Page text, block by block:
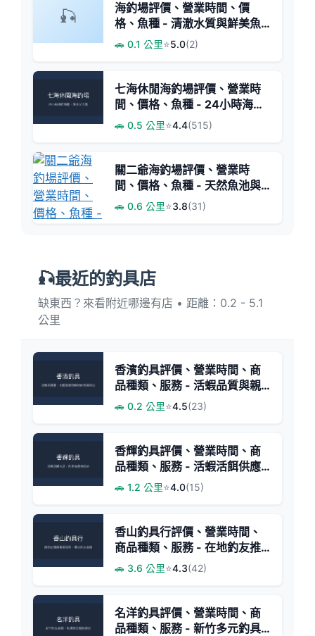
🎣
海釣場評價、營業時間、價
格、魚種 - 清澈水質與鮮美魚
🚗 0.1 公里⭐5.0(2)
七海休閒海釣場評價、營業時
間、價格、魚種 - 24小時海釣
休閒好去處
🚗 0.5 公里⭐4.4(515)
關二爺海釣場評價、營業時
間、價格、魚種 - 天然魚池與
親切服務
🚗 0.6 公里⭐3.8(31)
🎣最近的釣具店
缺東西？來看附近哪邊有店 • 距離：0.2 - 5.1
公里
香濱釣具評價、營業時間、商
品種類、服務 - 活蝦品質與親
切服務
🚗 0.2 公里⭐4.5(23)
香輝釣具評價、營業時間、商
品種類、服務 - 活蝦活餌供應
專家
🚗 1.2 公里⭐4.0(15)
香山釣具行評價、營業時間、
商品種類、服務 - 在地釣友推
薦的專業釣具店
🚗 3.6 公里⭐4.3(42)
名洋釣具評價、營業時間、商
品種類、服務 - 新竹多元釣具